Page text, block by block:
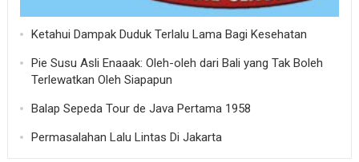
Ketahui Dampak Duduk Terlalu Lama Bagi Kesehatan
Pie Susu Asli Enaaak: Oleh-oleh dari Bali yang Tak Boleh
Terlewatkan Oleh Siapapun
Balap Sepeda Tour de Java Pertama 1958
Permasalahan Lalu Lintas Di Jakarta